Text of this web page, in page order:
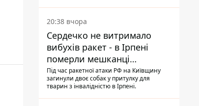
20:38 вчора
Сердечко не витримало
вибухів ракет - в Ірпені
померли мешканці
притулку для собак з
інвалідністю
Під час ракетної атаки РФ на Київщину
загинули двоє собак у притулку для
тварин з інвалідністю в Ірпені.